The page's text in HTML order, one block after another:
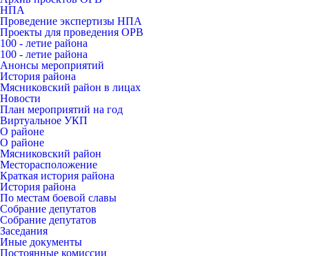
НПА
Проведение экспертизы НПА
Проекты для проведения ОРВ
100 - летие района
100 - летие района
Анонсы мероприятий
История района
Мясниковский район в лицах
Новости
План мероприятий на год
Виртуальное УКП
О районе
О районе
Мясниковский район
Месторасположение
Краткая история района
История района
По местам боевой славы
Собрание депутатов
Собрание депутатов
Заседания
Иные документы
Постоянные комиссии